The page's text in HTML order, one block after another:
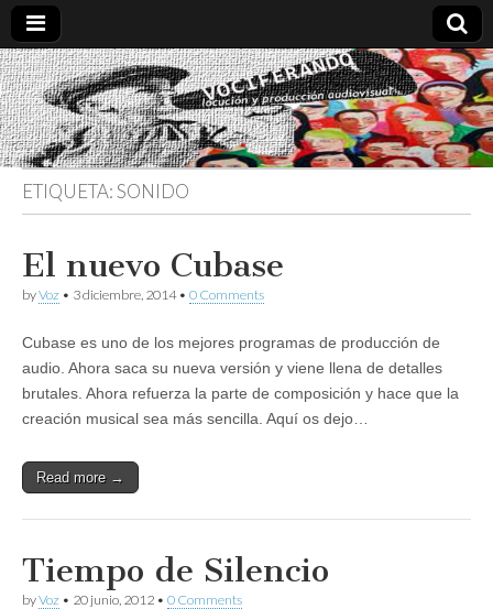
Vociferando
Comunicación,
Locucion y
Producción
Audiovisual
ETIQUETA:SONIDO
El nuevo Cubase
byVoz • 3 diciembre, 2014• 0 Comments
Cubase es uno de los mejores programas de producción de
audio. Ahora saca su nueva versión y viene llena de detalles
brutales. Ahora refuerza la parte de composición y hace que la
creación musical sea más sencilla. Aquí os dejo…
Read more →
Tiempo de Silencio
byVoz • 20 junio, 2012 • 0 Comments